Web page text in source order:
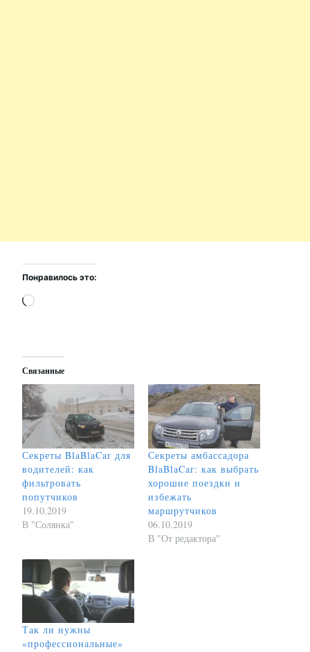
Понравилось это:
Загрузка…
Связанные
Секреты BlaBlaCar для
водителей: как
фильтровать
попутчиков
19.10.2019
В "Солянка"
Секреты амбассадора
BlaBlaCar: как выбрать
хорошие поездки и
избежать
маршрутчиков
06.10.2019
В "От редактора"
Так ли нужны
«профессиональные»